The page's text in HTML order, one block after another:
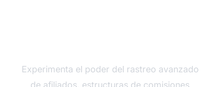
Experimenta el poder del rastreo avanzado
de afiliados, estructuras de comisiones